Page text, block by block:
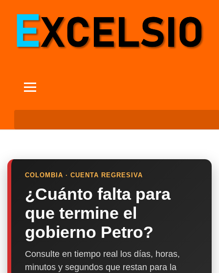
COLOMBIA · CUENTA REGRESIVA
¿Cuánto falta para
que termine el
gobierno Petro?
Consulte en tiempo real los días, horas,
minutos y segundos que restan para la